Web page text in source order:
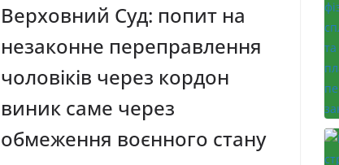
Верховний Суд: попит на
незаконне переправлення
чоловіків через кордон
виник саме через
обмеження воєнного стану